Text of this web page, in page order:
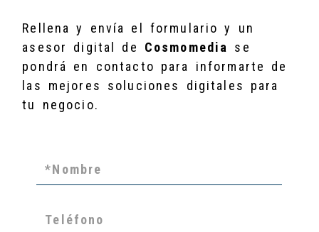
Rellena y envía el formulario y un
asesor digital de Cosmomedia se
pondrá en contacto para informarte de
las mejores soluciones digitales para
tu negocio.